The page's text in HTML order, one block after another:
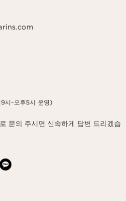
시~오후5시 운영)
문의 주시면 신속하게 답변 드리겠습